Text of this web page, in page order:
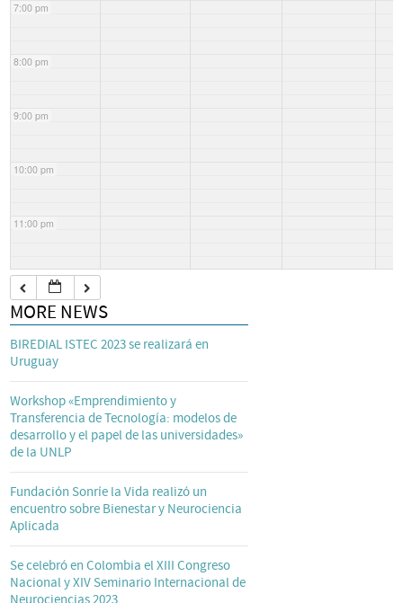
7:00 pm
8:00 pm
9:00 pm
10:00 pm
11:00 pm
MORE NEWS
BIREDIAL ISTEC 2023 se realizará en
Uruguay
Workshop «Emprendimiento y
Transferencia de Tecnología: modelos de
desarrollo y el papel de las universidades»
de la UNLP
Fundación Sonríe la Vida realizó un
encuentro sobre Bienestar y Neurociencia
Aplicada
Se celebró en Colombia el XIII Congreso
Nacional y XIV Seminario Internacional de